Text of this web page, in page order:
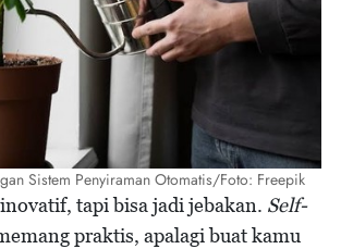
Sistem Penyiraman Otomatis/Foto: Freepik
tapi bisa jadi jebakan. Self-
praktis, apalagi buat kamu